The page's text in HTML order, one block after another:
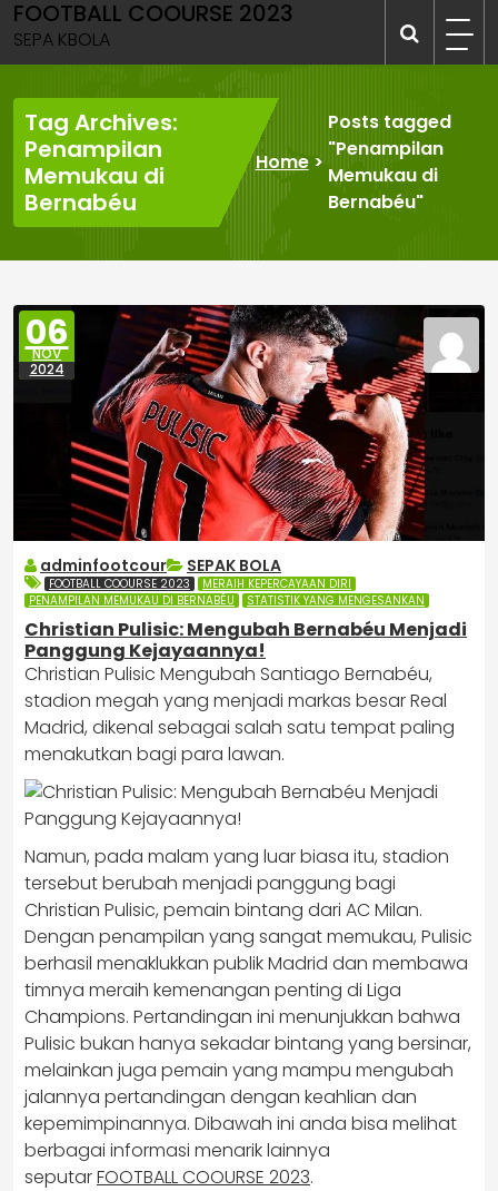
Skip
to
content
FOOTBALL COOURSE 2023
SEPA KBOLA
Tag Archives:
Penampilan
Memukau di
Bernabéu
Home>
Posts tagged
"Penampilan
Memukau di
Bernabéu"
06
NOV
2024
adminfootcour SEPAK BOLA
FOOTBALL COOURSE 2023
MERAIH KEPERCAYAAN DIRI
PENAMPILAN MEMUKAU DI BERNABÉU
STATISTIK YANG MENGESANKAN
Christian Pulisic: Mengubah Bernabéu Menjadi
Panggung Kejayaannya!
Christian Pulisic Mengubah Santiago Bernabéu,
stadion megah yang menjadi markas besar Real
Madrid, dikenal sebagai salah satu tempat paling
menakutkan bagi para lawan.
Namun, pada malam yang luar biasa itu, stadion
tersebut berubah menjadi panggung bagi
Christian Pulisic, pemain bintang dari AC Milan.
Dengan penampilan yang sangat memukau, Pulisic
berhasil menaklukkan publik Madrid dan membawa
timnya meraih kemenangan penting di Liga
Champions. Pertandingan ini menunjukkan bahwa
Pulisic bukan hanya sekadar bintang yang bersinar,
melainkan juga pemain yang mampu mengubah
jalannya pertandingan dengan keahlian dan
kepemimpinannya. Dibawah ini anda bisa melihat
berbagai informasi menarik lainnya
seputarFOOTBALL COOURSE 2023.